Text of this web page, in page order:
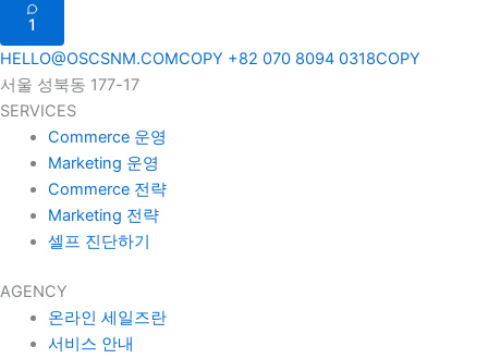
1
HELLO@OSCSNM.COMCOPY +82 070 8094 0318COPY
서울 성북동 177-17
SERVICES
Commerce 운영
Marketing 운영
Commerce 전략
Marketing 전략
셀프 진단하기
AGENCY
온라인 세일즈란
서비스 안내